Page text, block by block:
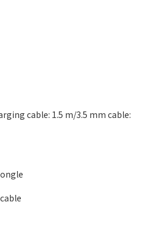
cable: 1.5 m/3.5 mm cable: